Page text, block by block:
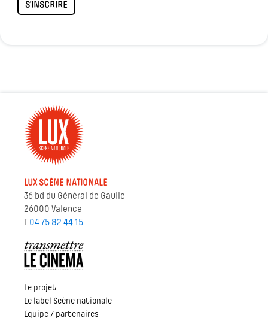
S'INSCRIRE
LUX SCÈNE NATIONALE
36 bd du Général de Gaulle
26000 Valence
T 04 75 82 44 15
Le projet
Le label Scène nationale
Équipe / partenaires